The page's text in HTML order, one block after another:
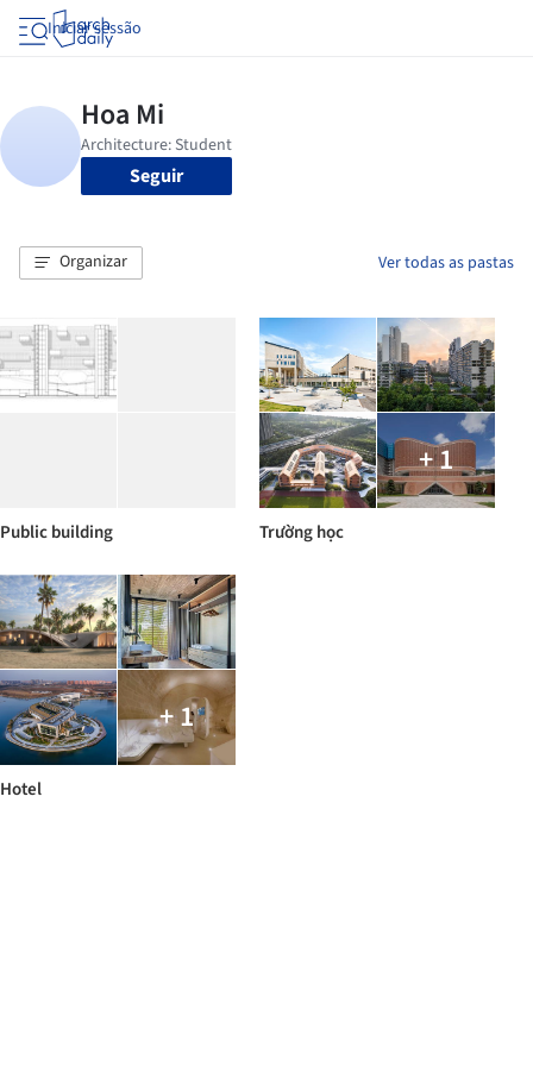
Iniciar sessão
Seguir
Organizar Ver todas as pastas
Public building
+ 1
Trường học
+ 1
Hotel